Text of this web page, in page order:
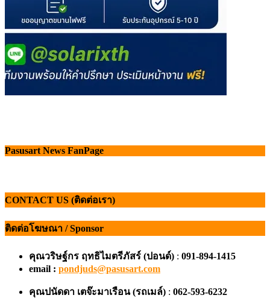
Pasusart News FanPage
CONTACT US (ติดต่อเรา)
ติดต่อโฆษณา / Sponsor
คุณวริษฐ์กร ฤทธิไมตรีภัสร์ (ปอนด์) : 091-894-1415
email : pondjuds@pasusart.com
คุณปนัดดา เตจ๊ะมาเรือน (รถเมล์) : 062-593-6232